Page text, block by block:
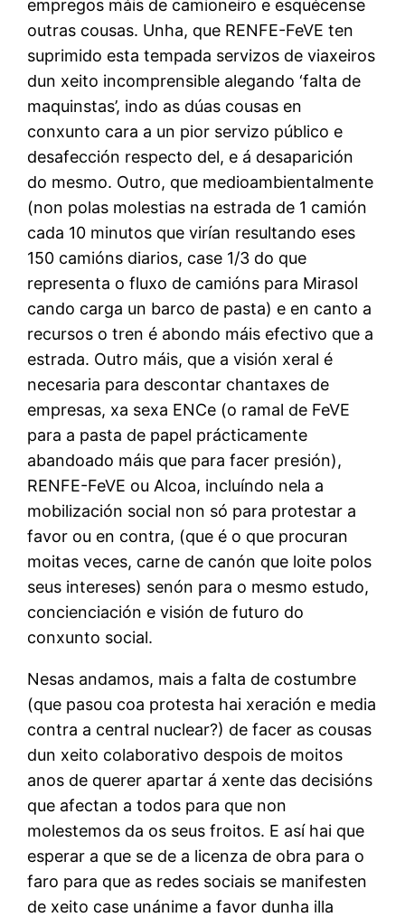
empregos máis de camioneiro e esquécense
outras cousas. Unha, que RENFE-FeVE ten
suprimido esta tempada servizos de viaxeiros
dun xeito incomprensible alegando ‘falta de
maquinstas’, indo as dúas cousas en
conxunto cara a un pior servizo público e
desafección respecto del, e á desaparición
do mesmo. Outro, que medioambientalmente
(non polas molestias na estrada de 1 camión
cada 10 minutos que virían resultando eses
150 camións diarios, case 1/3 do que
representa o fluxo de camións para Mirasol
cando carga un barco de pasta) e en canto a
recursos o tren é abondo máis efectivo que a
estrada. Outro máis, que a visión xeral é
necesaria para descontar chantaxes de
empresas, xa sexa ENCe (o ramal de FeVE
para a pasta de papel prácticamente
abandoado máis que para facer presión),
RENFE-FeVE ou Alcoa, incluíndo nela a
mobilización social non só para protestar a
favor ou en contra, (que é o que procuran
moitas veces, carne de canón que loite polos
seus intereses) senón para o mesmo estudo,
concienciación e visión de futuro do
conxunto social.
Nesas andamos, mais a falta de costumbre
(que pasou coa protesta hai xeración e media
contra a central nuclear?) de facer as cousas
dun xeito colaborativo despois de moitos
anos de querer apartar á xente das decisións
que afectan a todos para que non
molestemos da os seus froitos. E así hai que
esperar a que se de a licenza de obra para o
faro para que as redes sociais se manifesten
de xeito case unánime a favor dunha illa